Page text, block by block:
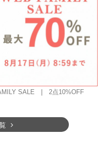
SALE | 2点10%OFF